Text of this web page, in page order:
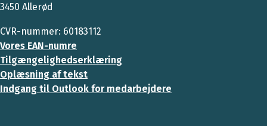
3450 Allerød
CVR-nummer: 60183112
Vores EAN-numre
Tilgængelighedserklæring
Oplæsning af tekst
Indgang til Outlook for medarbejdere